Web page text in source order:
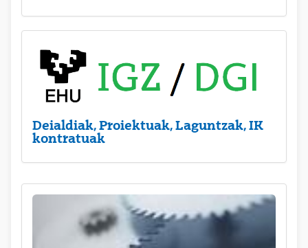
Deialdiak, Proiektuak, Laguntzak, IK
kontratuak